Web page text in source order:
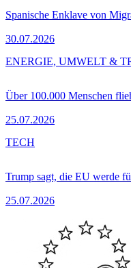
Spanische Enklave von
30.07.2026
Über 100.000 Menschen
25.07.2026
ENERGIE, UMWELT &
Trump sagt, die EU werde
25.07.2026
TECH